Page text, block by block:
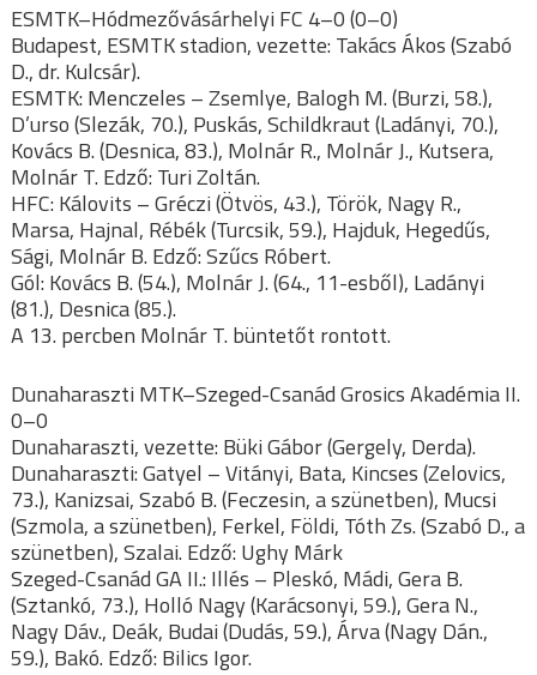
ESMTK–Hódmezővásárhelyi FC 4–0 (0–0)
Budapest, ESMTK stadion, vezette: Takács Ákos (Szabó
D., dr. Kulcsár).
ESMTK: Menczeles – Zsemlye, Balogh M. (Burzi, 58.),
D’urso (Slezák, 70.), Puskás, Schildkraut (Ladányi, 70.),
Kovács B. (Desnica, 83.), Molnár R., Molnár J., Kutsera,
Molnár T. Edző: Turi Zoltán.
HFC: Kálovits – Gréczi (Ötvös, 43.), Török, Nagy R.,
Marsa, Hajnal, Rébék (Turcsik, 59.), Hajduk, Hegedűs,
Sági, Molnár B. Edző: Szűcs Róbert.
Gól: Kovács B. (54.), Molnár J. (64., 11-esből), Ladányi
(81.), Desnica (85.).
A 13. percben Molnár T. büntetőt rontott.
Dunaharaszti MTK–Szeged-Csanád Grosics Akadémia II.
0–0
Dunaharaszti, vezette: Büki Gábor (Gergely, Derda).
Dunaharaszti: Gatyel – Vitányi, Bata, Kincses (Zelovics,
73.), Kanizsai, Szabó B. (Feczesin, a szünetben), Mucsi
(Szmola, a szünetben), Ferkel, Földi, Tóth Zs. (Szabó D., a
szünetben), Szalai. Edző: Ughy Márk
Szeged-Csanád GA II.: Illés – Pleskó, Mádi, Gera B.
(Sztankó, 73.), Holló Nagy (Karácsonyi, 59.), Gera N.,
Nagy Dáv., Deák, Budai (Dudás, 59.), Árva (Nagy Dán.,
59.), Bakó. Edző: Bilics Igor.